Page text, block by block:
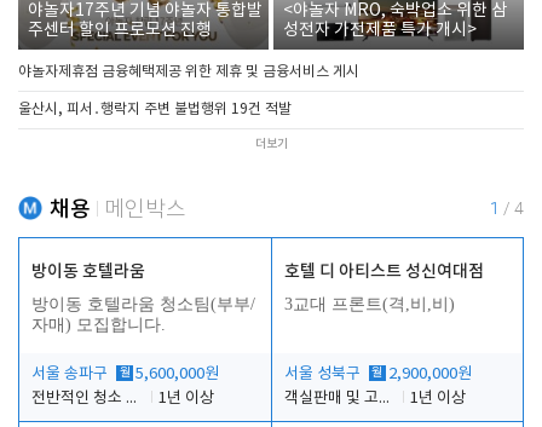
야놀자17주년 기념 야놀자 통합발
주센터 할인 프로모션 진행
<야놀자 MRO, 숙박업소 위한 삼
성전자 가전제품 특가 개시>
야놀자제휴점 금융혜택제공 위한 제휴 및 금융서비스 게시
울산시, 피서․행락지 주변 불법행위 19건 적발
더보기
채용 메인박스 1 / 4
방이동 호텔라움
방이동 호텔라움 청소팀(부부/
자매) 모집합니다.
서울 송파구 월 5,600,000원
전반적인 청소 업무(객실청소.객실정리)
1년 이상
호텔 디 아티스트 성신여대점
3교대 프론트(격,비,비)
서울 성북구 월 2,900,000원
객실판매 및 고객응대
1년 이상